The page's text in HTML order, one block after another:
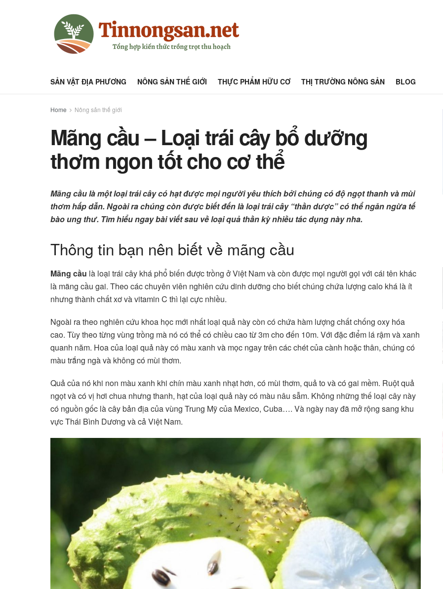
SẢN VẬT ĐỊA PHƯƠNG NÔNG SẢN THẾ GIỚI THỰC PHẨM HỮU CƠ THỊ TRƯỜNG NÔNG SẢN BLOG
Home Nông sản thế giới
Mãng cầu – Loại trái cây bổ dưỡng
thơm ngon tốt cho cơ thể
Mãng cầu là một loại trái cây có hạt được mọi người yêu thích bởi chúng có độ ngọt thanh và mùi
thơm hấp dẫn. Ngoài ra chúng còn được biết đến là loại trái cây “thần dược” có thể ngăn ngừa tế
bào ung thư. Tìm hiểu ngay bài viết sau về loại quả thần kỳ nhiều tác dụng này nha.
Thông tin bạn nên biết về mãng cầu
Mãng cầu là loại trái cây khá phổ biến được trồng ở Việt Nam và còn được mọi người gọi với cái tên khác
là mãng cầu gai. Theo các chuyên viên nghiên cứu dinh dưỡng cho biết chúng chứa lượng calo khá là ít
nhưng thành chất xơ và vitamin C thì lại cực nhiều.
Ngoài ra theo nghiên cứu khoa học mới nhất loại quả này còn có chứa hàm lượng chất chống oxy hóa
cao. Tùy theo từng vùng trồng mà nó có thể có chiều cao từ 3m cho đến 10m. Với đặc điểm lá rậm và xanh
quanh năm. Hoa của loại quả này có màu xanh và mọc ngay trên các chét của cành hoặc thân, chúng có
màu trắng ngà và không có mùi thơm.
Quả của nó khi non màu xanh khi chín màu xanh nhạt hơn, có mùi thơm, quả to và có gai mềm. Ruột quả
ngọt và có vị hơi chua nhưng thanh, hạt của loại quả này có màu nâu sẫm. Không những thế loại cây này
có nguồn gốc là cây bản địa của vùng Trung Mỹ của Mexico, Cuba…. Và ngày nay đã mở rộng sang khu
vực Thái Bình Dương và cả Việt Nam.